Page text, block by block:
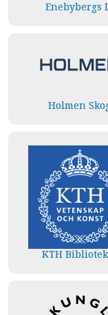
Enebybergs
Holmen
KTH